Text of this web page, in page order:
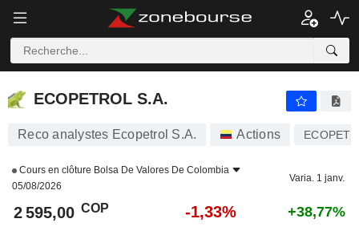
ECOPETROL S.A.
ECOPETROL S.A.
Reco analystes Ecopetrol S.A. Actions
Cours en clôture Bolsa De Valores De Colombia
05/08/2026
Varia. 1 janv.
2 595,00 COP -1,33% +38,77%